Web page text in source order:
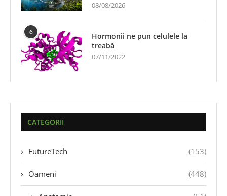
08/08/2026
6
Hormonii ne pun celulele la
treabă
07/11/2022
CATEGORII
FutureTech (153)
Oameni (448)